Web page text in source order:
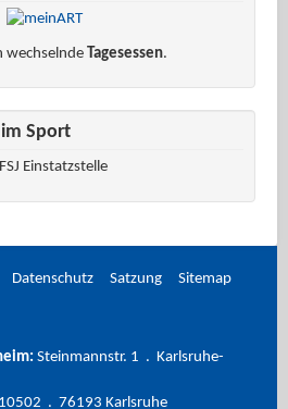
wechselnde Tagesessen.
Sport
Datenschutz Satzung
Sitemap
Steinmannstr. 1 . Karlsruhe-
. 76193 Karlsruhe